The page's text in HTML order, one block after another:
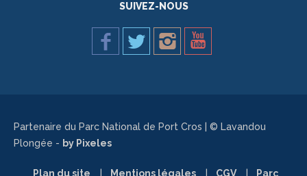
SUIVEZ-NOUS
Partenaire du Parc National de Port Cros | © Lavandou
Plongée - by Pixeles
Plan du site Mentions légales CGV Parc